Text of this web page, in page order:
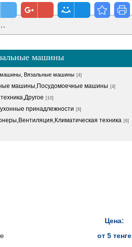
машины
Вязальные машины [4]
машины,Посудомоечные машины [4]
[10]
принадлежности [8]
техника [6]
Цена:
от 5 тенге